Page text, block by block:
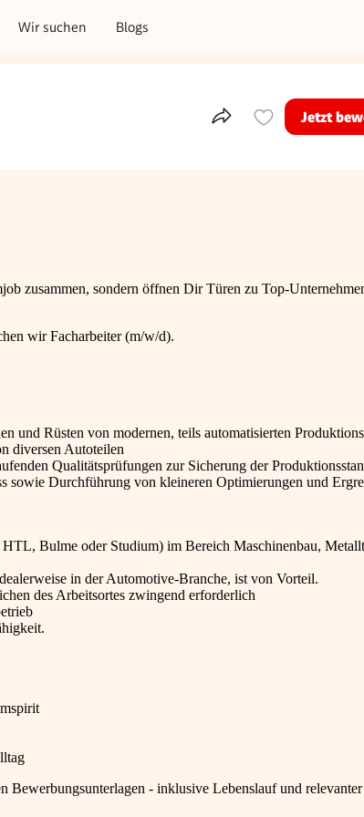
Wir suchen Blogs
Teile dieses Inserat
Jetzt
zusammen, sondern öffnen Dir Türen zu Top-
wir Facharbeiter (m/w/d).
und Rüsten von modernen, teils automatisierten
diversen Autoteilen
Qualitätsprüfungen zur Sicherung der
sowie Durchführung von kleineren Optimierungen und
Bulme oder Studium) im Bereich Maschinenbau,
in der Automotive-Branche, ist von Vorteil.
des Arbeitsortes zwingend erforderlich
Bewerbungsunterlagen - inklusive Lebenslauf und relevanter